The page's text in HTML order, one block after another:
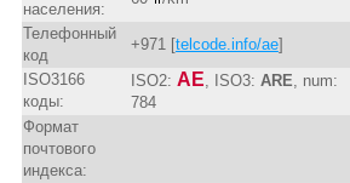
населения:
Телефонный
код
+971 [telcode.info/ae]
ISO3166
коды:
ISO2: AE , ISO3: ARE , num:
784
Формат
почтового
индекса: